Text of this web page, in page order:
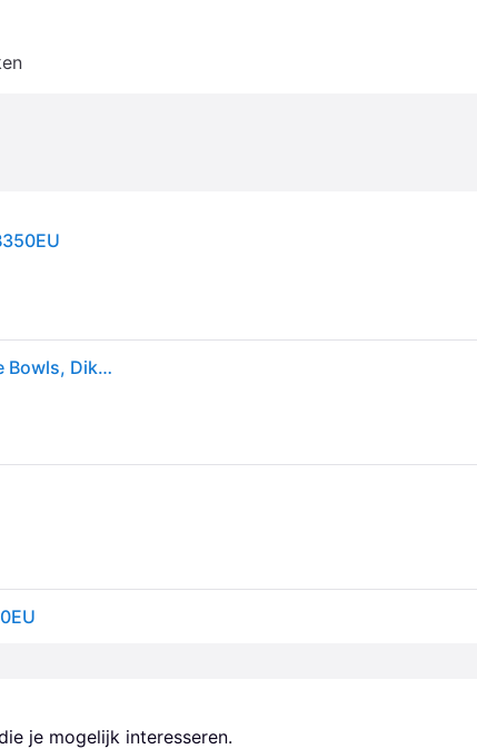
Ninja Foodi Power Nutri Blender 3-in-1, Mix Smoothie Bowls, Dikke Spreads & Bevroren Drankjes, Automatische Programma's, 2,1L Kan, 700ml Beker & 400ml Kom met Power Paddle, 1200W, Zilver, CB350EU
je mogelijk interesseren.